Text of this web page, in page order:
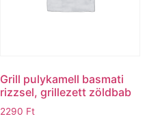
Grill pulykamell basmati
rizzsel, grillezett zöldbab
2290 Ft